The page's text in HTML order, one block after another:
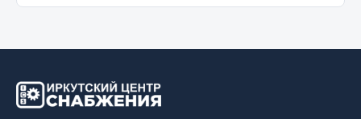
Мост задний
Система питания